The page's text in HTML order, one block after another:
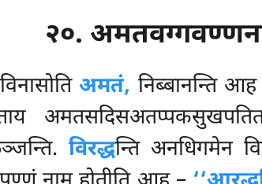
२०.
अमतं, निब्बानन्ति
विरद्धन्ति अनधिगमेन